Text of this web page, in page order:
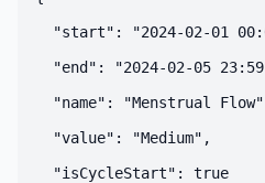
"start": "2024-02-01
"end": "2024-02-05
"name": "Menstrual
  "value": "Medium",
  "isCycleStart": true